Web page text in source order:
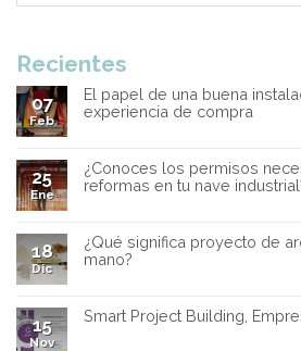
Recientes
07
Feb
El papel de una buena
experiencia de compra
25
Ene
¿Conoces los permisos
reformas en tu nave
18
Dic
¿Qué significa proyecto de
mano?
15
Nov
Smart Project Building,